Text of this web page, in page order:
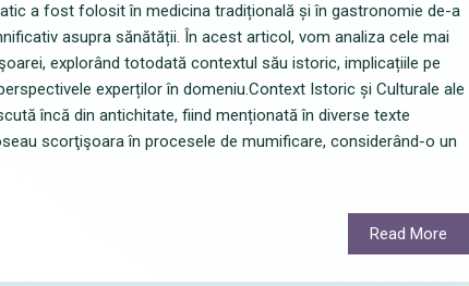
a fost folosit în medicina tradițională și în gastronomie de-a
asupra sănătății. În acest articol, vom analiza cele mai
explorând totodată contextul său istoric, implicațiile pe
experților în domeniu.Context Istoric și Culturale ale
încă din antichitate, fiind menționată în diverse texte
scorţişoara în procesele de mumificare, considerând-o un
Read More